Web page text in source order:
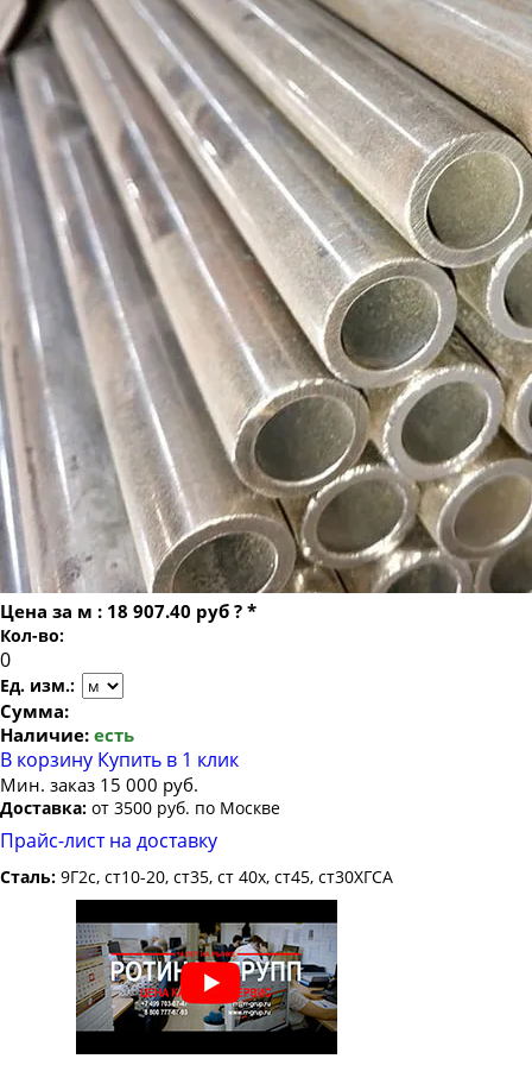
Труба бесшовная 22
Труба бесшовная 24
Труба бесшовная 25
Труба бесшовная 26
Труба бесшовная 27
Труба бесшовная 28
Труба бесшовная 30
Труба бесшовная 32
Труба бесшовная 34
Труба бесшовная 35
Труба бесшовная 36
Труба бесшовная 38
Труба бесшовная 40
Труба бесшовная 42
Труба бесшовная 45
Труба бесшовная 48
Труба бесшовная 50
Труба бесшовная 51
Труба бесшовная 53
Труба бесшовная 54
Труба бесшовная 57
Труба бесшовная 60
Труба бесшовная 65
Труба бесшовная 68
Труба бесшовная 70
Труба бесшовная 73
Труба бесшовная 219х22
Труба бесшовная 219х25
Труба бесшовная 219х30
Труба бесшовная 219х32
Труба бесшовная 219х36
Труба бесшовная 219х40
Труба бесшовная 219х45
Труба бесшовная 219х50
Труба бесшовная 219х55
Цена за м : 18 907.40 руб ? *
Кол-во:
Ед. изм.:
Сумма:
Наличие: есть
В корзину Купить в 1 клик
Мин. заказ 15 000 руб.
Доставка: от 3500 руб. по Москве
Прайс-лист на доставку
Сталь: 9Г2с, ст10-20, ст35, ст 40х, ст45, ст30ХГСА